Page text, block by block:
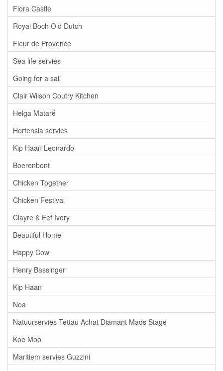
Flora Castle
Royal Boch Old Dutch
Fleur de Provence
Sea life servies
Going for a sail
Clair Wilson Coutry Kitchen
Helga Mataré
Hortensia servies
Kip Haan Leonardo
Boerenbont
Chicken Together
Chicken Festival
Clayre & Eef Ivory
Beautiful Home
Happy Cow
Henry Bassinger
Kip Haan
Noa
Natuurservies Tettau Achat Diamant Mads Stage
Koe Moo
Maritiem servies Guzzini